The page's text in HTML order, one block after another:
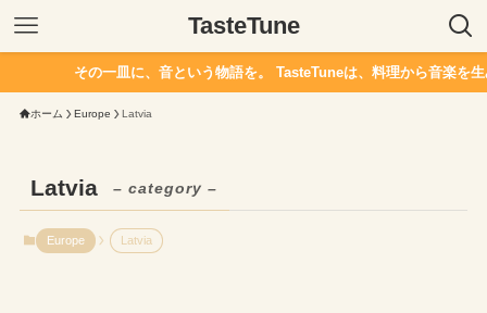
TasteTune
その一皿に、音という物語を。 TasteTuneは、料理から音楽を生
ホーム Europe Latvia
Latvia – category –
Europe Latvia